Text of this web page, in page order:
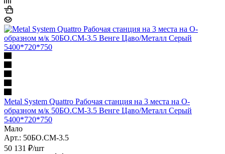
Metal System Quattro Рабочая станция на 3 места на О-
образном м/к 50БО.СМ-3.5 Венге Цаво/Металл Серый
5400*720*750
Мало
Арт.: 50БО.СМ-3.5
50 131 ₽/шт